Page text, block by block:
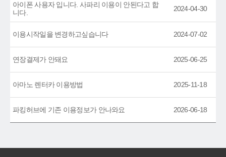
아이폰 사용자 입니다. 사파리 이용이 안된다고 합
니다.
2024-04-30
이용시작일을 변경하고싶습니다 2024-07-02
연장결제가 안돼요 2025-06-25
아마노 렌터카 이용방법 2025-11-18
파킹허브에 기존 이용정보가 안나와요 2026-06-18